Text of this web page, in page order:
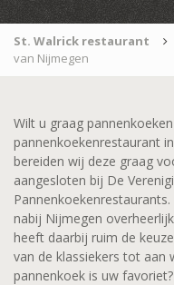
St. Walrick restaurant
van Nijmegen
Wilt u graag
pannenkoekenrestaurant
bereiden wij deze graag
aangesloten bij De
nabij Nijmegen
heeft daarbij ruim de
van de klassiekers tot aan
pannenkoek is uw favoriet?